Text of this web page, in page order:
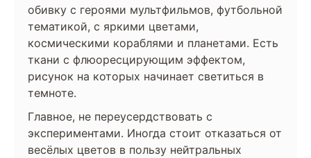
обивку с героями мультфильмов, футбольной
тематикой, с яркими цветами,
космическими кораблями и планетами. Есть
ткани с флюоресцирующим эффектом,
рисунок на которых начинает светиться в
темноте.
Главное, не переусердствовать с
экспериментами. Иногда стоит отказаться от
весёлых цветов в пользу нейтральных